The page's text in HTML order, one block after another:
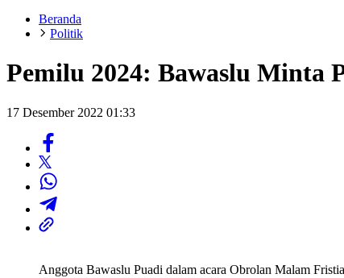
Beranda
Politik
Pemilu 2024: Bawaslu Minta
17 Desember 2022 01:33
Anggota Bawaslu Puadi dalam acara Obrolan Malam